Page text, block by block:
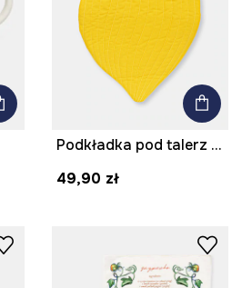
Podkładka pod talerz bawełniana
49,90 zł